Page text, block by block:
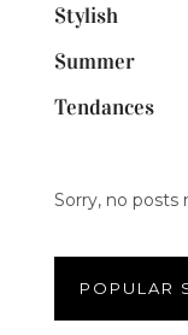
Stylish
Summer
Tendances
Sorry, no posts
POPULAR